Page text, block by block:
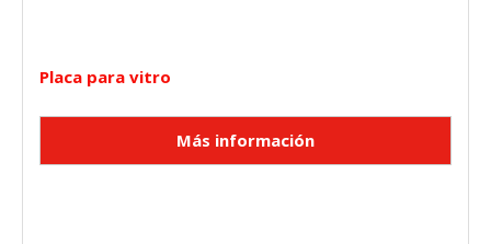
Placa para vitro